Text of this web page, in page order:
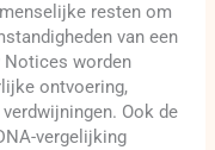
resten om
van een
worden
ontvoering,
Ook de
vergelijking